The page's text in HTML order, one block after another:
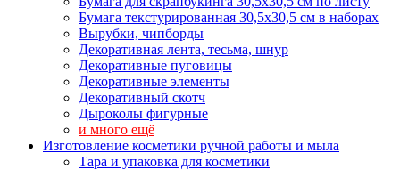
Бумага текстурированная 30,5х30,5 см в наборах
Вырубки, чипборды
Декоративная лента, тесьма, шнур
Декоративные пуговицы
Декоративные элементы
Декоративный скотч
Дыроколы фигурные
и много ещё
Изготовление косметики ручной работы и мыла
Тара и упаковка для косметики